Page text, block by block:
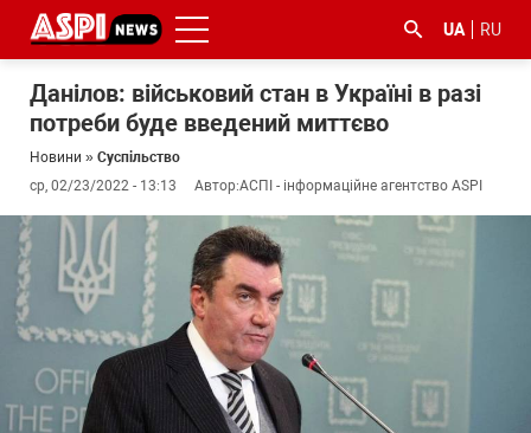
UA RU
Данілов: військовий стан в Україні в разі
потреби буде введений миттєво
Новини » Суспільство
ср, 02/23/2022 - 13:13
Автор:АСПІ - інформаційне агентство ASPI
#ООС
#боротьба
з
корупцією
#ДФС #Київ #коронавірус